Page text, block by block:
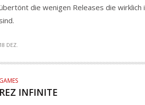
die wenigen Releases die wirklich
DEZ.
INFINITE